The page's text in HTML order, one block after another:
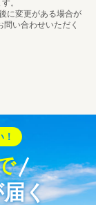
。
に変更がある場合が
い合わせいただく
く